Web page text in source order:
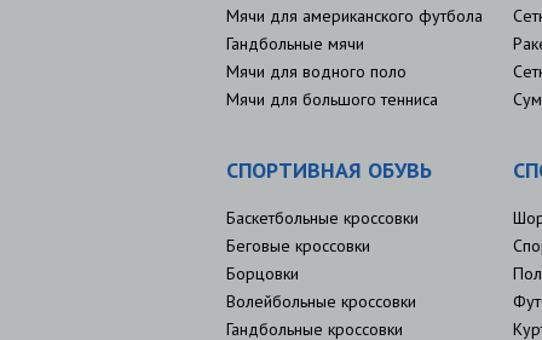
Мячи для американского футбола
Гандбольные мячи
Мячи для водного поло
Мячи для большого тенниса
СПОРТИВНАЯ ОБУВЬ
Баскетбольные кроссовки
Беговые кроссовки
Борцовки
Волейбольные кроссовки
Гандбольные кроссовки